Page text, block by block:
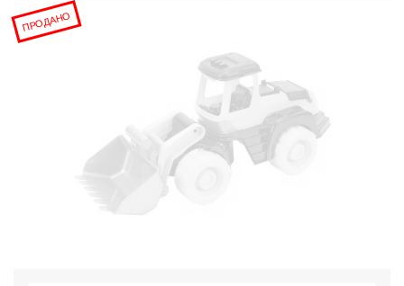
ПРОДАНО